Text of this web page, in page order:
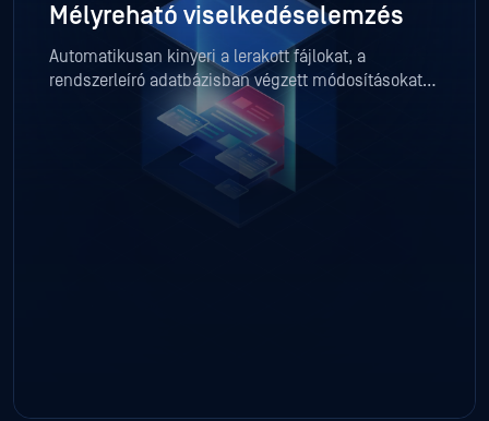
Mélyreható viselkedéselemzés
Automatikusan kinyeri a lerakott fájlokat, a
rendszerleíró adatbázisban végzett módosításokat, a
hálózati visszahívásokat, a konfigurációs elemeket
és a MITRE-kóddal ellátott viselkedésmintákat, hogy
segítse a nyomozást és a fenyegetések felderítését.